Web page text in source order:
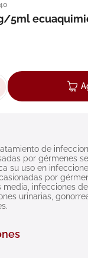
5ml
de
por gérmenes
su uso en
por
media, infecciones
urinarias,